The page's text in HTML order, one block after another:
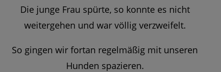
Die junge Frau spürte, so konnte es nicht
weitergehen und war völlig verzweifelt.
So gingen wir fortan regelmäßig mit unseren
Hunden spazieren.